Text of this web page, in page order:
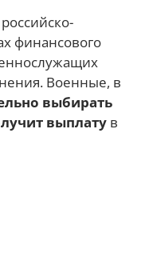
финансового
Военные, в
выбирать
выплату в